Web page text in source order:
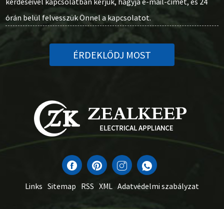
órán belül felvesszük Önnel a kapcsolatot.
ÉRDEKLŐDJ MOST
Links Sitemap RSS XML Adatvédelmi szabályzat